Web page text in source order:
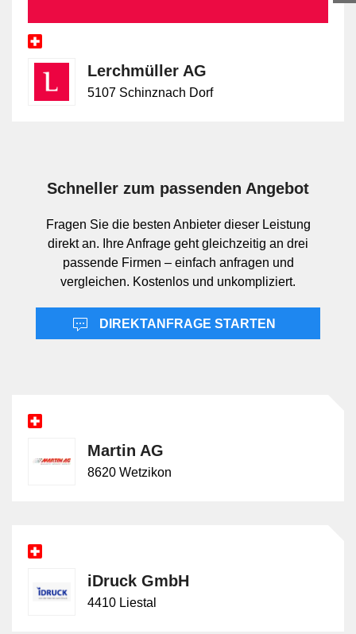
Lohnabrechnungen mit datenschutzbezogenen
Anforderungen sowie die Formularsatzfertigung für
mehrteilige oder funktional aufgebaute Dokumente.
Welche Ausprägung geeignet ist, hängt von
Datenvolumen, Personalisierungsgrad, Format und
Endlosdrucks und Abgrenzung zu
Produkten
Innerhalb des Endlosdrucks bezeichnet
Dienstleistungen die Durchführung eines Auftrags,
Damit unterscheidet sich die Leistung von der
Geschwisterleistung Produkte, bei der das fertige
Prozessschritte wie Datenübernahme,
Weiterverarbeitung.
Lerchmüller AG
5107 Schinznach Dorf
Schneller zum passenden Angebot
Fragen Sie die besten Anbieter dieser Leistung
direkt an. Ihre Anfrage geht gleichzeitig an drei
passende Firmen – einfach anfragen und
vergleichen. Kostenlos und unkompliziert.
DIREKTANFRAGE STARTEN
Martin AG
8620 Wetzikon
iDruck GmbH
4410 Liestal